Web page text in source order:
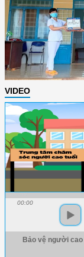
VIDEO
00:00
Bảo vệ người